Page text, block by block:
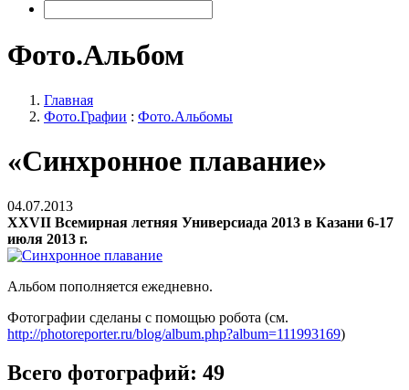
Фото.Альбом
Главная
Фото.Графии : Фото.Альбомы
«Синхронное плавание»
04.07.2013
XXVII Всемирная летняя Универсиада 2013 в Казани 6-17
июля 2013 г.
Альбом пополняется ежедневно.
Фотографии сделаны с помощью робота (см.
http://photoreporter.ru/blog/album.php?album=111993169)
Всего фотографий: 49